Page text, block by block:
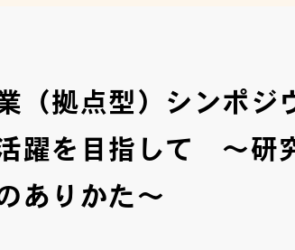
（拠点型）シンポジ
躍を目指して ～研
ありかた～